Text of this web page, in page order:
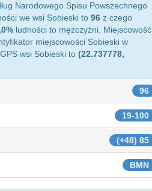
Narodowego Spisu Powszechnego
we wsi Sobieski to 96 z czego
ludności to mężczyźni. Miejscowość
miejscowości Sobieski w
GPS wsi Sobieski to (22.737778,
96
19-100
(+48) 85
BMN